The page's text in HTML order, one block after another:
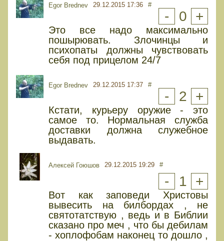
Egor Brednev 29.12.2015 17:36 #
- 0 +
Это все надо максимально
пошырювать. Злочинцы и
психопаты должны чувствовать
себя под прицелом 24/7
Egor Brednev 29.12.2015 17:37 #
- 2 +
Кстати, курьеру оружие - это
самое то. Нормальная служба
доставки должна служебное
выдавать.
Алексей Гоюшов 29.12.2015 19:29 #
- 1 +
Вот как заповеди Христовы
вывесить на билбордах , не
святотатствую , ведь и в Библии
сказано про меч , что бы дебилам
- хоплофобам наконец то дошло ,